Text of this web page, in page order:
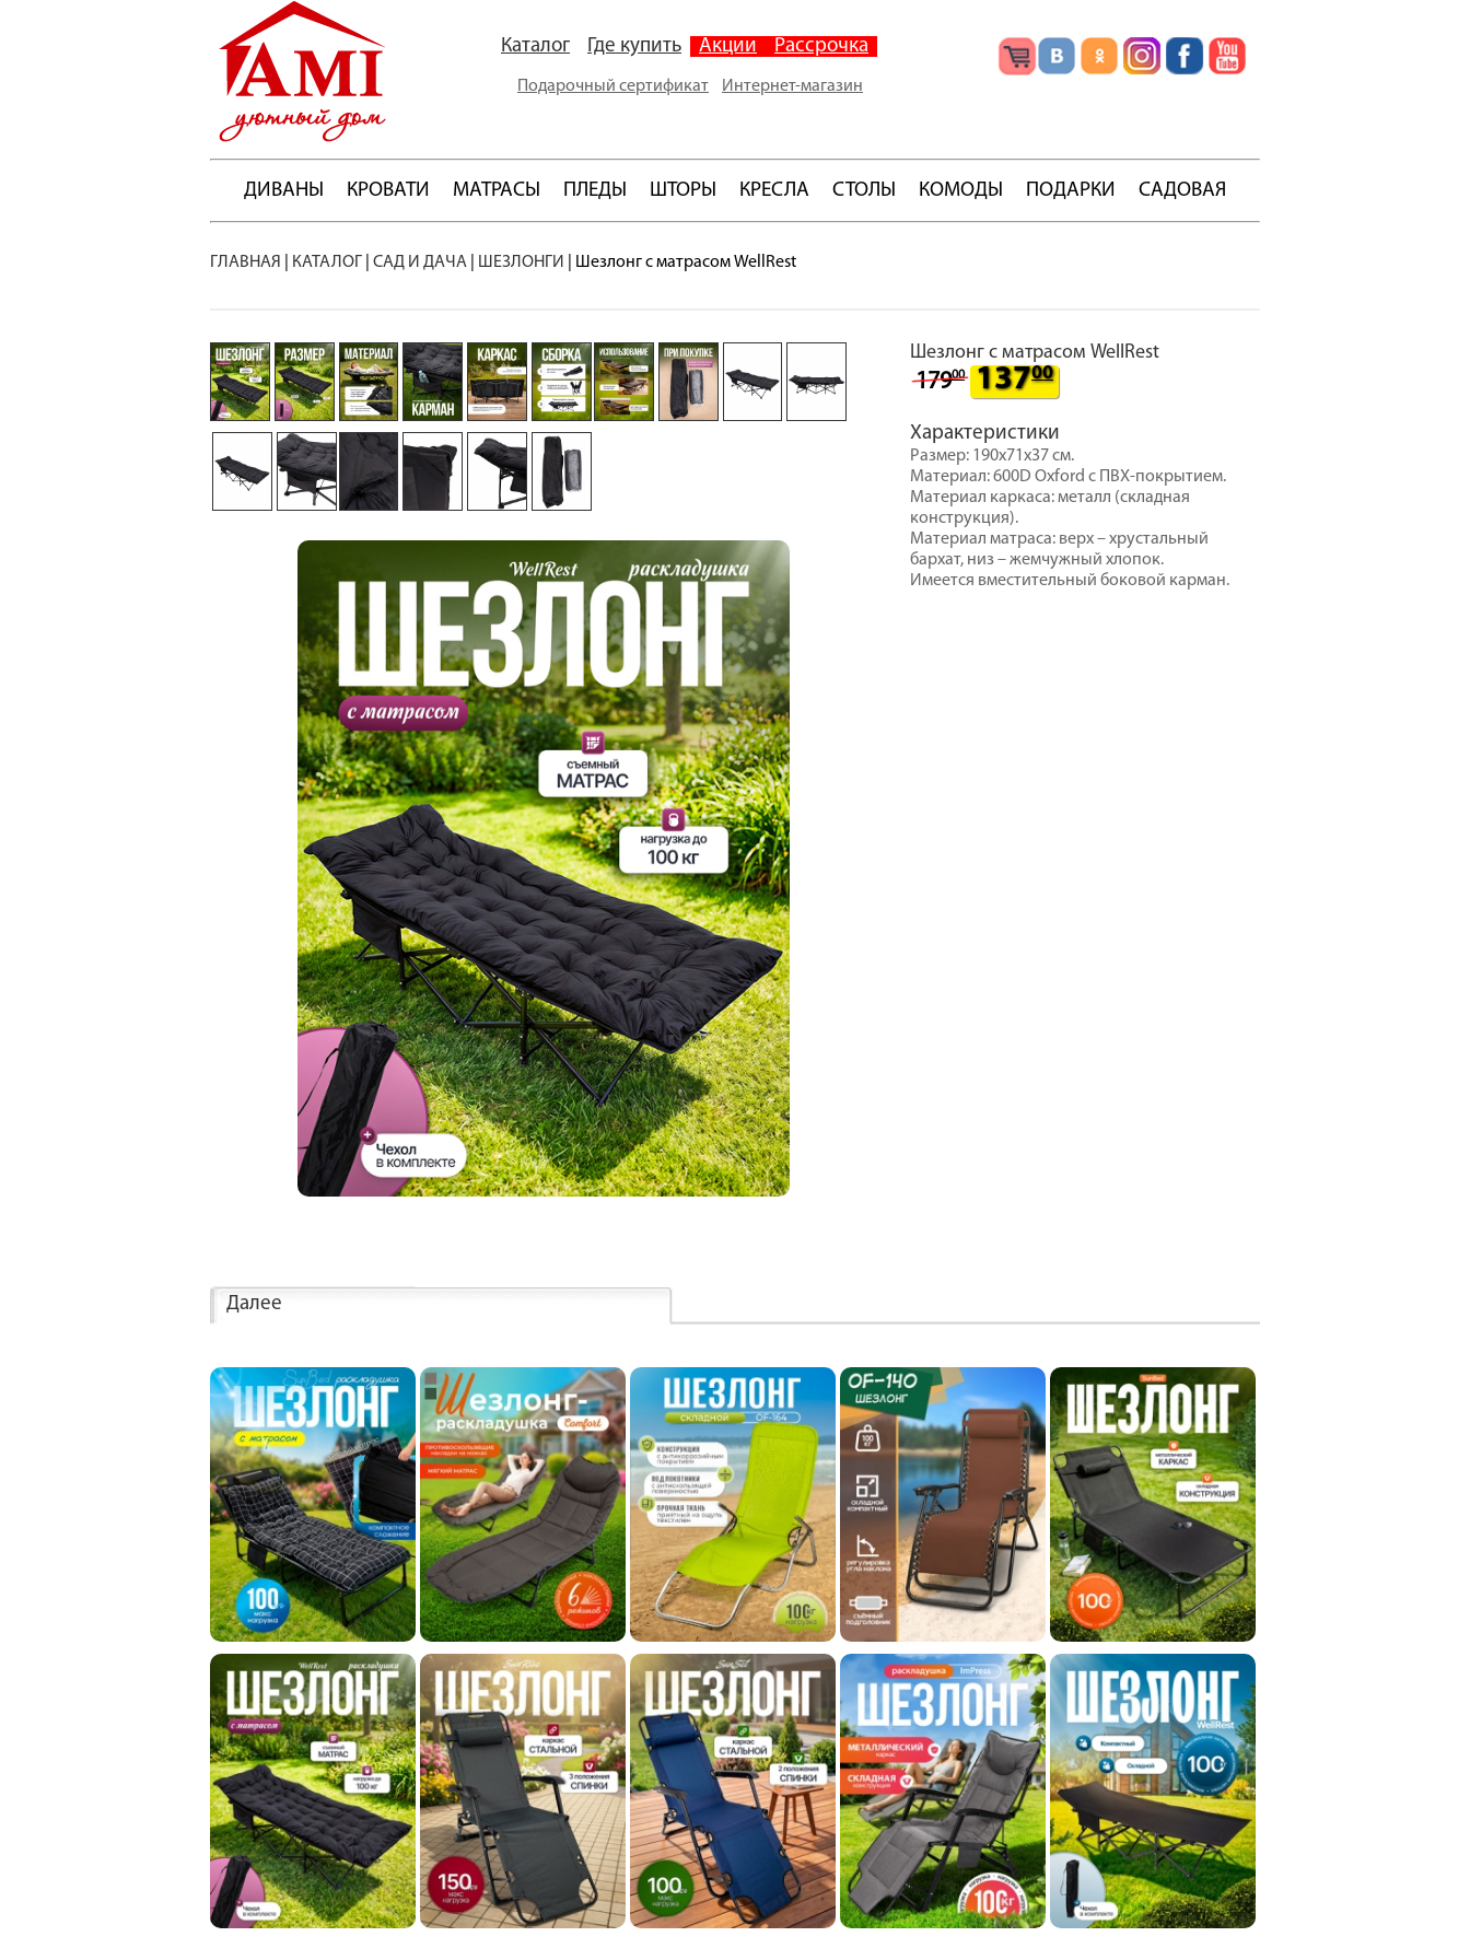
Каталог Где купить Акции Рассрочка
Подарочный сертификат Интернет-магазин
ДИВАНЫ КРОВАТИ МАТРАСЫ ПЛЕДЫ ШТОРЫ КРЕСЛА СТОЛЫ КОМОДЫ ПОДАРКИ САДОВАЯ
ГЛАВНАЯ КАТАЛОГ САД И ДАЧА ШЕЗЛОНГИ Шезлонг с матрасом WellRest
Шезлонг с матрасом WellRest
17900 13700
Характеристики
Размер: 190x71x37 см.
Материал: 600D Oxford с ПВХ-покрытием.
Материал каркаса: металл (складная
конструкция).
Материал матраса: верх – хрустальный
бархат, низ – жемчужный хлопок.
Имеется вместительный боковой карман.
Далее